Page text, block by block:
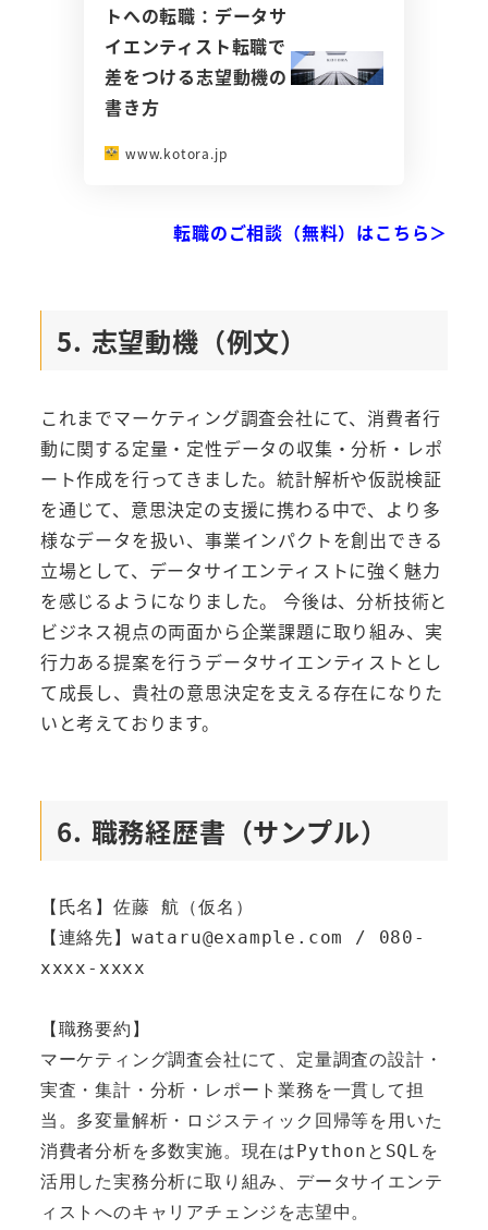
トへの転職：データサ
イエンティスト転職で
差をつける志望動機の
書き方
www.kotora.jp
転職のご相談（無料）はこちら＞
5. 志望動機（例文）
これまでマーケティング調査会社にて、消費者行
動に関する定量・定性データの収集・分析・レポ
ート作成を行ってきました。統計解析や仮説検証
を通じて、意思決定の支援に携わる中で、より多
様なデータを扱い、事業インパクトを創出できる
立場として、データサイエンティストに強く魅力
を感じるようになりました。 今後は、分析技術と
ビジネス視点の両面から企業課題に取り組み、実
行力ある提案を行うデータサイエンティストとし
て成長し、貴社の意思決定を支える存在になりた
いと考えております。
6. 職務経歴書（サンプル）
【氏名】佐藤 航（仮名）
【連絡先】wataru@example.com / 080-
xxxx-xxxx
【職務要約】
マーケティング調査会社にて、定量調査の設計・
実査・集計・分析・レポート業務を一貫して担
当。多変量解析・ロジスティック回帰等を用いた
消費者分析を多数実施。現在はPythonとSQLを
活用した実務分析に取り組み、データサイエンテ
ィストへのキャリアチェンジを志望中。